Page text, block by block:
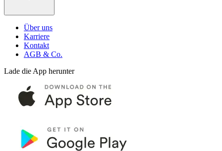
Über uns
Karriere
Kontakt
AGB & Co.
Lade die App herunter